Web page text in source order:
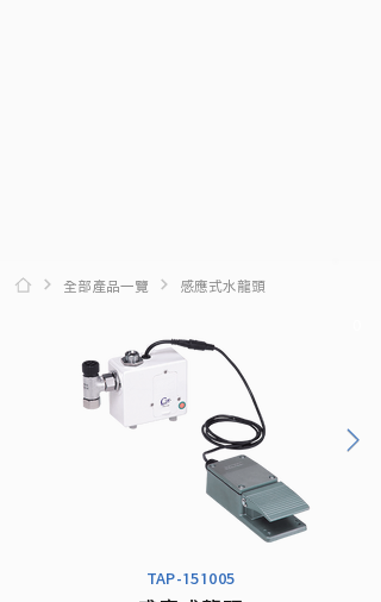
全部產品一覽 感應式水龍頭
TAP-151005